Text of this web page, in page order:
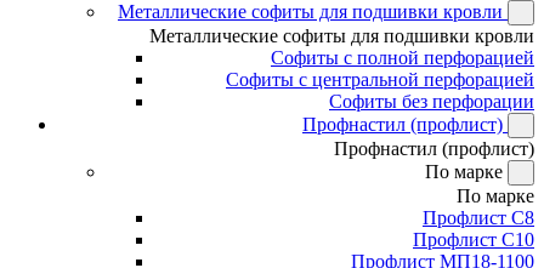
Металлические софиты для подшивки кровли
Металлические софиты для подшивки кровли
Софиты с полной перфорацией
Софиты с центральной перфорацией
Софиты без перфорации
Профнастил (профлист)
Профнастил (профлист)
По марке
По марке
Профлист С8
Профлист С10
Профлист МП18-1100